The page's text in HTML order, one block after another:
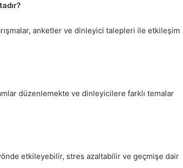
anketler ve dinleyici talepleri ile etkileşim
düzenlemekte ve dinleyicilere farklı temalar
etkileyebilir, stres azaltabilir ve geçmişe dair